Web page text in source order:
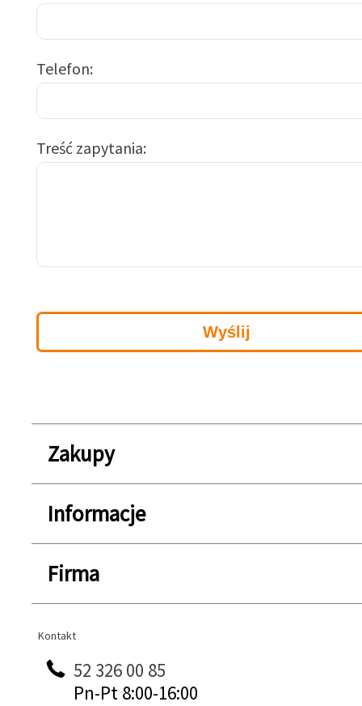
Telefon
Treść zapytania
Zakupy
Informacje
Firma
Kontakt
Kontakt
52 326 00 85
Pn-Pt 8:00-16:00